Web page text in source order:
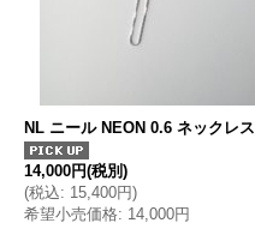
NL ニール NEON 0.6 ネックレス
14,000円(税別)
(税込: 15,400円)
希望小売価格: 14,000円